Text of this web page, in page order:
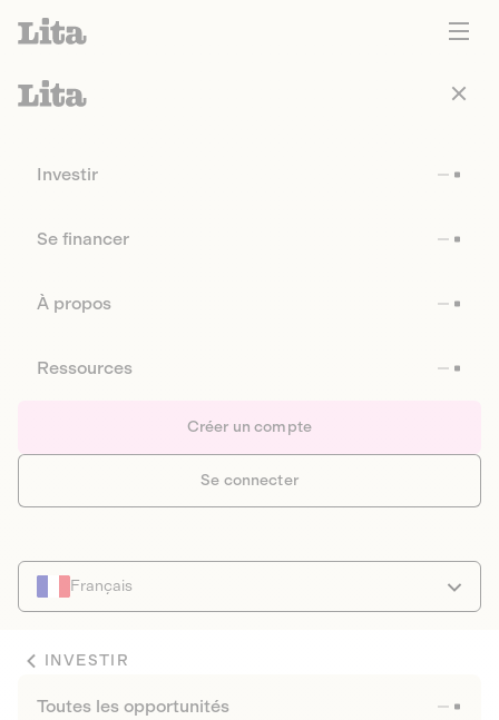
Investir
Se financer
À propos
Ressources
Créer un compte
Se connecter
Français
INVESTIR
Toutes les opportunités